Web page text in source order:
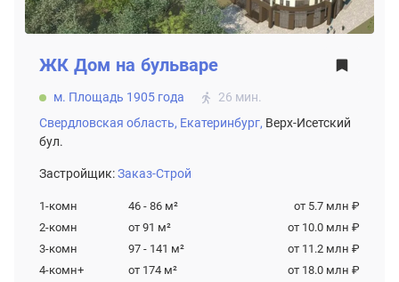
ЖК Дом на бульваре
м. Площадь 1905 года
26 мин.
Свердловская область, Екатеринбург, Верх-Исетский
бул.
Застройщик:Заказ-Строй
1-комн 46 - 86 м²
от 5.7 млн ₽
2-комн
от 91 м²
от 10.0 млн ₽
3-комн
97 - 141 м²
от 11.2 млн ₽
4-комн+
от 174 м² от 18.0 млн ₽